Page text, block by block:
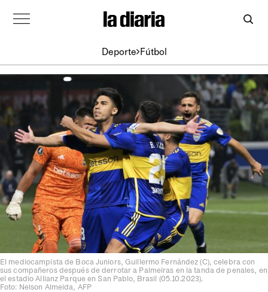
Deporte Fútbol
El mediocampista de Boca Juniors, Guillermo Fernández (C), celebra con
sus compañeros después de derrotar a Palmeiras en la tanda de penales, en
el estadio Allianz Parque en San Pablo, Brasil (05.10.2023).
Foto: Nelson Almeida, AFP